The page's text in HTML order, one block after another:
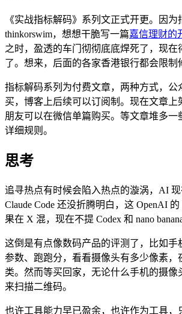
《实战指标解码》系列文正式开更。因为
thinkorswim，想想干脆写一篇嘉信理财的
之时，盈透的车门彻彻底底焊死了，现在
了。想来，后面的各家香港银行都会限制
指标解码系列为付费文章，两种方式，公
买，博客上后续可以订阅制。现在文章上
朋友可以在微信单篇购买。等文章堆多一
详细规则。
思考
追寻热点有时候会陷入热点的漩涡，AI 现
Claude Code 还没折腾明白，这 OpenAI
果在 X 混，现在不提 Codex 和 nano
这倒是有点像数码产品的评测了，比如手
参数、跑跑分，看看摄像头有多少像素，
类。然而等买回家，无论什么手机的摄像
来扫描二维码。
也许工具能力早已盈余，也许作为工具，